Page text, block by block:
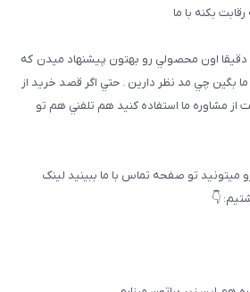
بكنه با ما
، دقيقا اون محصولي رو بهتون پيشنهاد ميدن كه
ما بگين چي مد نظر دارين . حتي اگر قصد خريد از
از مشاوره ما استفاده كنيد هم تلفني هم تو
تو صفحه تماس با ما ببینيد لینک
👇